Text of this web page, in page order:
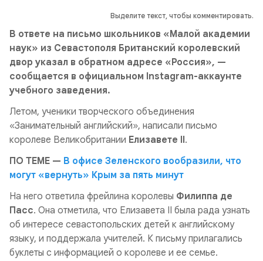
Выделите текст, чтобы комментировать.
В ответе на письмо школьников «Малой академии
наук» из Севастополя Британский королевский
двор указал в обратном адресе «Россия», —
сообщается в официальном Instagram-аккаунте
учебного заведения.
Летом, ученики творческого объединения
«Занимательный английский», написали письмо
королеве Великобритании Елизавете II.
ПО ТЕМЕ — В офисе Зеленского вообразили, что
могут «вернуть» Крым за пять минут
На него ответила фрейлина королевы Филиппа де
Пасс. Она отметила, что Елизавета II была рада узнать
об интересе севастопольских детей к английскому
языку, и поддержала учителей. К письму прилагались
буклеты с информацией о королеве и ее семье.